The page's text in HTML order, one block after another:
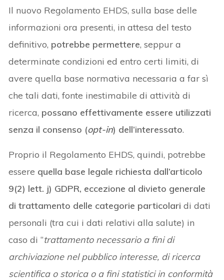
Il nuovo Regolamento EHDS, sulla base delle
informazioni ora presenti, in attesa del testo
definitivo, potrebbe permettere, seppur a
determinate condizioni ed entro certi limiti, di
avere quella base normativa necessaria a far sì
che tali dati, fonte inestimabile di attività di
ricerca, possano effettivamente essere utilizzati
senza il consenso (opt-in) dell’interessato.
Proprio il Regolamento EHDS, quindi, potrebbe
essere quella base legale richiesta dall’articolo
9(2) lett. j) GDPR, eccezione al divieto generale
di trattamento delle categorie particolari di dati
personali (tra cui i dati relativi alla salute) in
caso di “trattamento necessario a fini di
archiviazione nel pubblico interesse, di ricerca
scientifica o storica o a fini statistici in conformità